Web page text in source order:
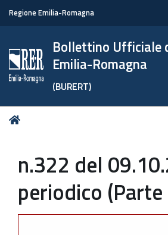
Regione Emilia-Romagna
Bollettino Ufficiale
Emilia-Romagna
(BURERT)
Tu
n.322 del
periodico (Parte